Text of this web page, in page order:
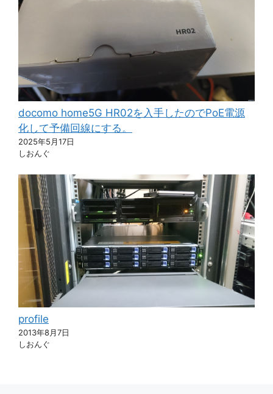
docomo home5G HR02を入手したのでPoE電源
化して予備回線にする。
2025年5月17日
しおんぐ
profile
2013年8月7日
しおんぐ